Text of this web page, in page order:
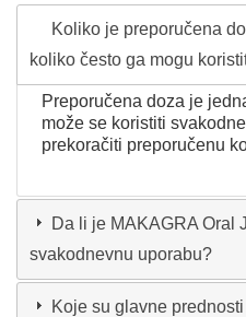
Koliko je preporučena
koliko često ga mogu
Preporučena doza je
može se koristiti
prekoračiti preporučenu
Da li je MAKAGRA Oral
svakodnevnu uporabu?
Koje su glavne